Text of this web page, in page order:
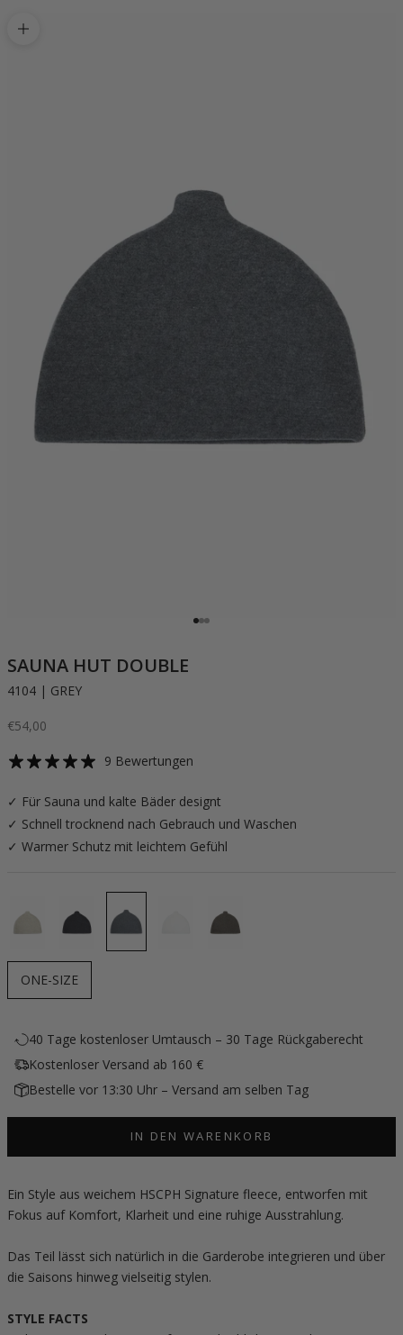
Bild vergrößern
Gehe zu Element 1
Gehe zu Element 2
Gehe zu Element 3
SAUNA HUT DOUBLE
4104 | GREY
Angebot
€54,00
9 Bewertungen
✓ Für Sauna und kalte Bäder designt
✓ Schnell trocknend nach Gebrauch und Waschen
✓ Warmer Schutz mit leichtem Gefühl
ONE-SIZE
40 Tage kostenloser Umtausch – 30 Tage Rückgaberecht
Kostenloser Versand ab 160 €
Bestelle vor 13:30 Uhr – Versand am selben Tag
IN DEN WARENKORB
Ein Style aus weichem HSCPH Signature fleece, entworfen mit
Fokus auf Komfort, Klarheit und eine ruhige Ausstrahlung.
Das Teil lässt sich natürlich in die Garderobe integrieren und über
die Saisons hinweg vielseitig stylen.
STYLE FACTS